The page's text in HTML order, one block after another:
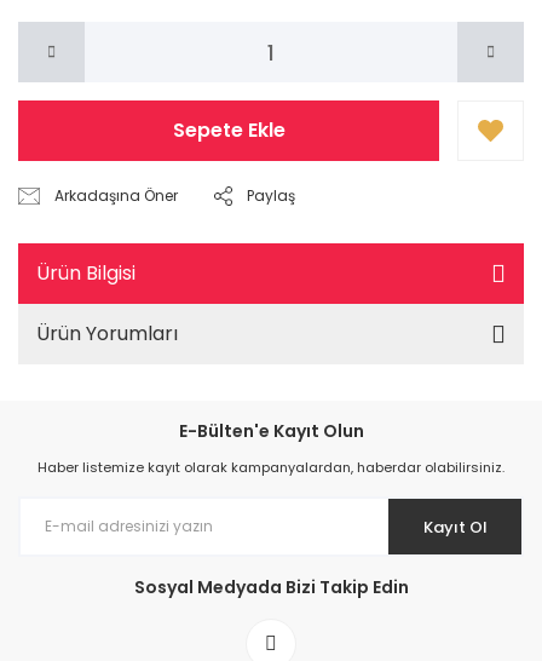
Sepete Ekle
Arkadaşına Öner Paylaş
Ürün Bilgisi
Ürün Yorumları
E-Bülten'e Kayıt Olun
Haber listemize kayıt olarak kampanyalardan, haberdar olabilirsiniz.
Kayıt Ol
Sosyal Medyada Bizi Takip Edin